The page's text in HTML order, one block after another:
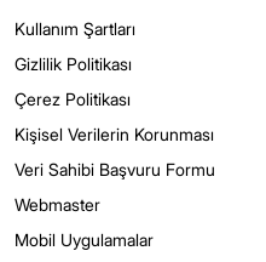
Kullanım Şartları
Gizlilik Politikası
Çerez Politikası
Kişisel Verilerin Korunması
Veri Sahibi Başvuru Formu
Webmaster
Mobil Uygulamalar